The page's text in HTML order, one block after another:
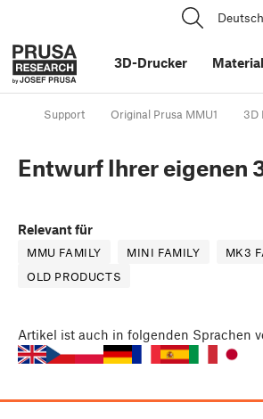
Deutsch
3D-Drucker
Support Original Prusa MMU1 3D
Entwurf Ihrer eigenen
Relevant für
MMU FAMILY MINI FAMILY
MK3
OLD PRODUCTS
Artikel ist auch in folgenden Sprachen